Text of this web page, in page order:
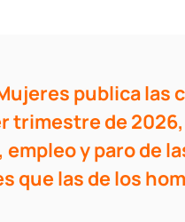
publica las
trimestre de
y paro de
que las de los